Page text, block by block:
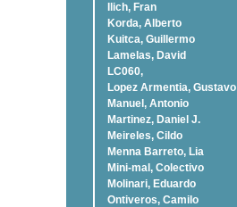
Ilich, Fran
Korda, Alberto
Kuitca, Guillermo
Lamelas, David
LC060,
Lopez Armentia, Gustavo
Manuel, Antonio
Martinez, Daniel J.
Meireles, Cildo
Menna Barreto, Lia
Mini-mal, Colectivo
Molinari, Eduardo
Ontiveros, Camilo